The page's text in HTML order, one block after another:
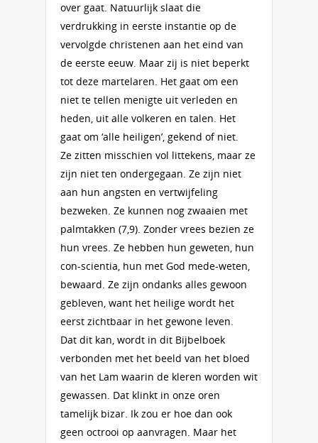
over gaat. Natuurlijk slaat die
verdrukking in eerste instantie op de
vervolgde christenen aan het eind van
de eerste eeuw. Maar zij is niet beperkt
tot deze martelaren. Het gaat om een
niet te tellen menigte uit verleden en
heden, uit alle volkeren en talen. Het
gaat om ‘alle heiligen’, gekend of niet.
Ze zitten misschien vol littekens, maar ze
zijn niet ten ondergegaan. Ze zijn niet
aan hun angsten en vertwijfeling
bezweken. Ze kunnen nog zwaaien met
palmtakken (7,9). Zonder vrees bezien ze
hun vrees. Ze hebben hun geweten, hun
con-scientia, hun met God mede-weten,
bewaard. Ze zijn ondanks alles gewoon
gebleven, want het heilige wordt het
eerst zichtbaar in het gewone leven.
Dat dit kan, wordt in dit Bijbelboek
verbonden met het beeld van het bloed
van het Lam waarin de kleren worden wit
gewassen. Dat klinkt in onze oren
tamelijk bizar. Ik zou er hoe dan ook
geen octrooi op aanvragen. Maar het